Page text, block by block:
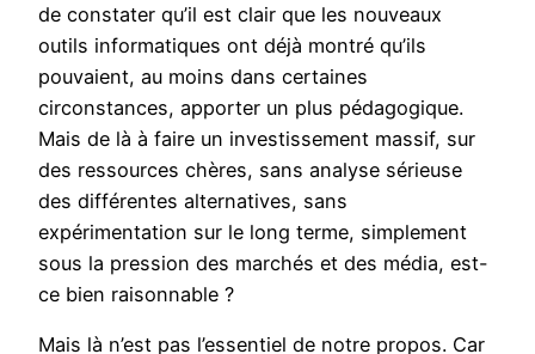
de constater qu’il est clair que les nouveaux
outils informatiques ont déjà montré qu’ils
pouvaient, au moins dans certaines
circonstances, apporter un plus pédagogique.
Mais de là à faire un investissement massif, sur
des ressources chères, sans analyse sérieuse
des différentes alternatives, sans
expérimentation sur le long terme, simplement
sous la pression des marchés et des média, est-
ce bien raisonnable ?
Mais là n’est pas l’essentiel de notre propos. Car